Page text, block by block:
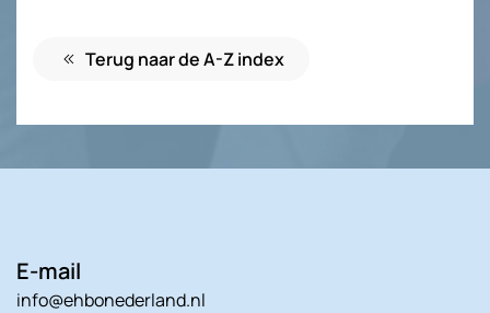
Terug naar de A-Z index
E-mail
info@ehbonederland.nl